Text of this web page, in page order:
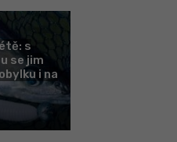
s
se jim
i na